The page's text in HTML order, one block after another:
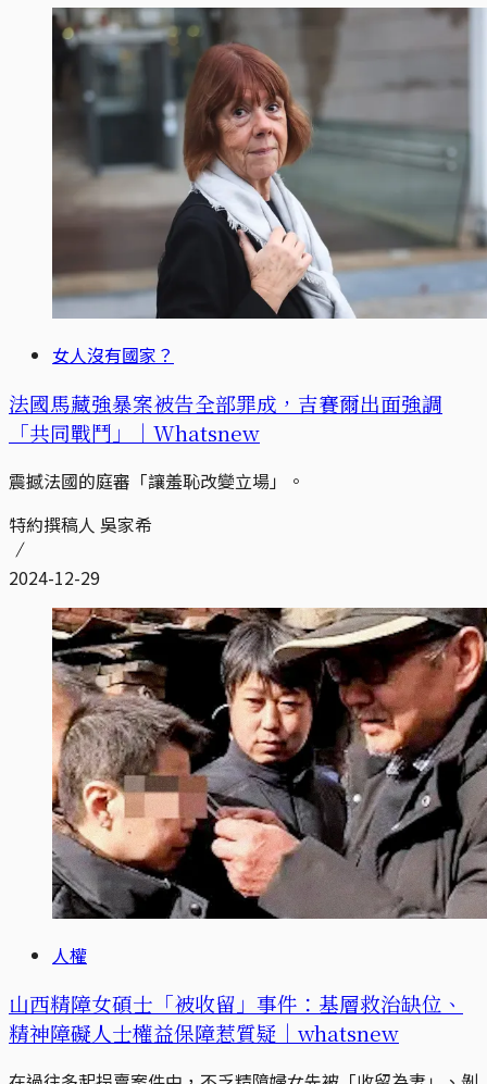
女人沒有國家？
法國馬藏強暴案被告全部罪成，吉賽爾出面強調
「共同戰鬥」｜Whatsnew
震撼法國的庭審「讓羞恥改變立場」。
特約撰稿人 吳家希
2024-12-29
人權
山西精障女碩士「被收留」事件：基層救治缺位、
精神障礙人士權益保障惹質疑｜whatsnew